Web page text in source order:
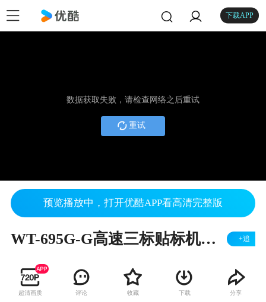
下载APP
数据获取失败，请检查网络之后重试
重试
预览播放中，打开优酷APP看高清完整版
WT-695G-G高速三标贴标机（鸡尾酒12000瓶） +追
超清画质 评论 收藏 下载 分享